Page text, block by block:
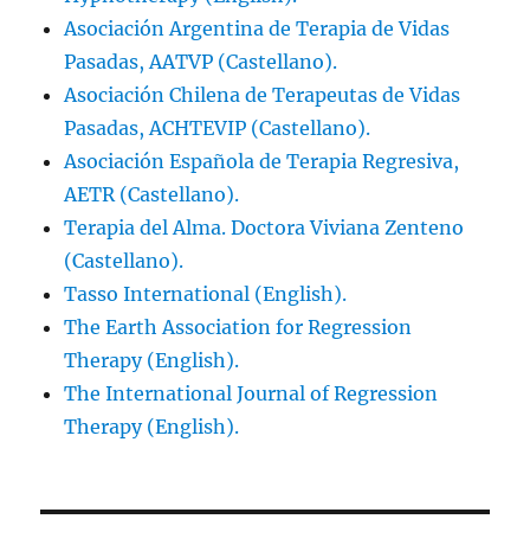
Asociación Argentina de Terapia de Vidas
Pasadas, AATVP (Castellano).
Asociación Chilena de Terapeutas de Vidas
Pasadas, ACHTEVIP (Castellano).
Asociación Española de Terapia Regresiva,
AETR (Castellano).
Terapia del Alma. Doctora Viviana Zenteno
(Castellano).
Tasso International (English).
The Earth Association for Regression
Therapy (English).
The International Journal of Regression
Therapy (English).